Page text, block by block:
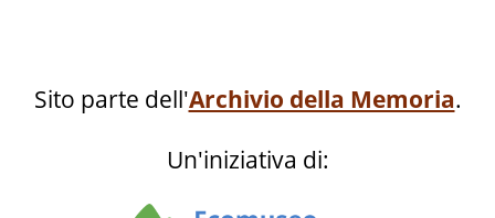
Sito parte dell'Archivio della Memoria.
Un'iniziativa di: